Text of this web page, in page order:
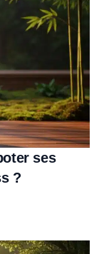
ses
?